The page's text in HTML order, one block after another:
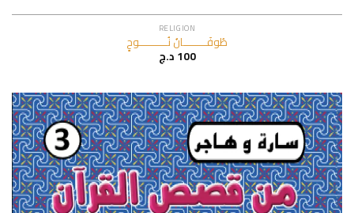
RELIGION
طُوفَــــــــــانُ نُــــــــــــوحٍ
100د.ج